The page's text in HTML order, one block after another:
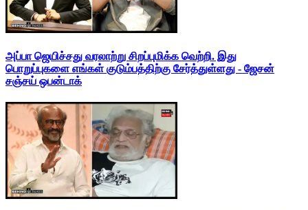
அப்பா ஜெயிச்சது வரலாற்று சிறப்புமிக்க வெற்றி. இது
பொறுப்புகளை எங்கள் குடும்பத்திற்கு சேர்த்துள்ளது - ஜேசன்
சஞ்சய் ஒபன்டாக்